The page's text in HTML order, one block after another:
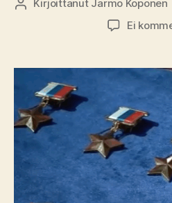
Kirjoittaja
Kirjoittanut Jarmo Koponen
Ei